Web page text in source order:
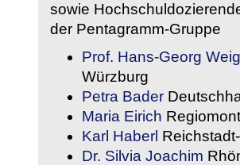
sowie
der Pentagramm-Gruppe
Prof. Hans-Georg
Würzburg
Petra Bader
Maria Eirich
Karl Haberl
Dr. Silvia Joachim